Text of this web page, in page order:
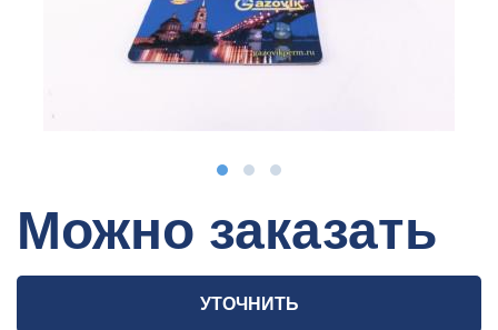
Можно заказать
УТОЧНИТЬ